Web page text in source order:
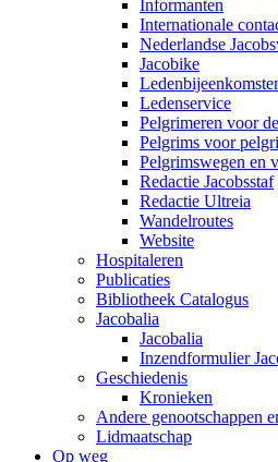
Informanten
Internationale
Nederlandse
Jacobike
Ledenservice
Pelgrimeren voor
Pelgrims voor
Pelgrimswegen en
Redactie Jacobsstaf
Redactie Ultreia
Wandelroutes
Website
Hospitaleren
Publicaties
Bibliotheek Catalogus
Jacobalia
Jacobalia
Inzendformulier
Geschiedenis
Kronieken
Andere genootschappen
Lidmaatschap
Op weg